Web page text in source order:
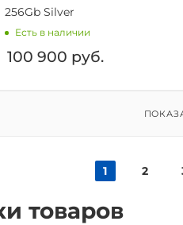
256Gb Silver
Есть в наличии
100 900 руб.
1 2
товаров